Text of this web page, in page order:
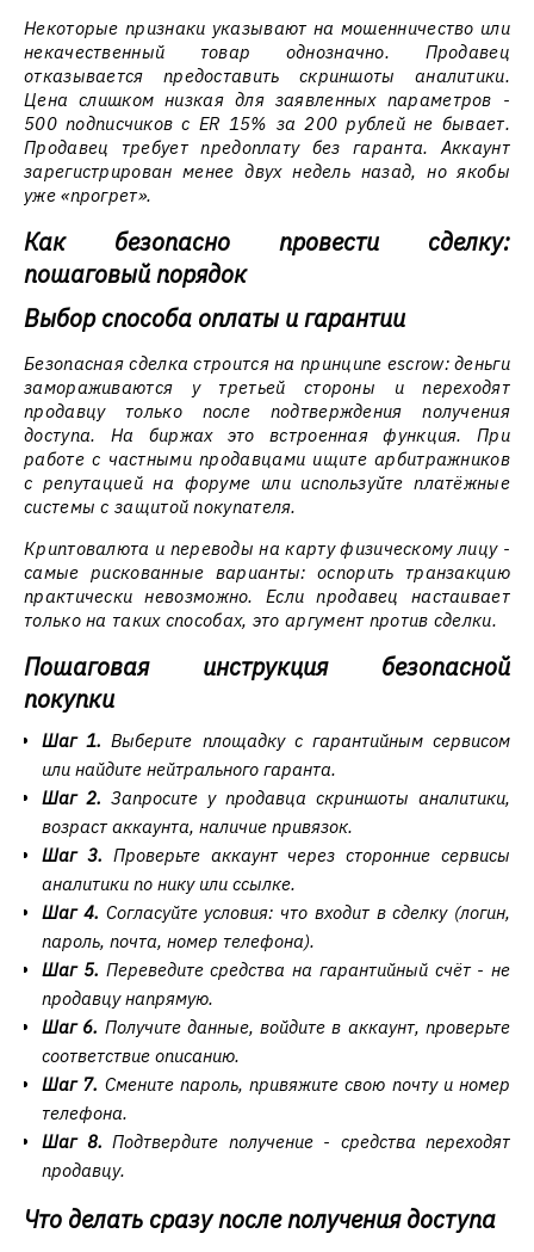
Некоторые признаки указывают на мошенничество или
некачественный товар однозначно. Продавец
отказывается предоставить скриншоты аналитики.
Цена слишком низкая для заявленных параметров -
500 подписчиков с ER 15% за 200 рублей не бывает.
Продавец требует предоплату без гаранта. Аккаунт
зарегистрирован менее двух недель назад, но якобы
уже «прогрет».
Как безопасно провести сделку:
пошаговый порядок
Выбор способа оплаты и гарантии
Безопасная сделка строится на принципе escrow: деньги
замораживаются у третьей стороны и переходят
продавцу только после подтверждения получения
доступа. На биржах это встроенная функция. При
работе с частными продавцами ищите арбитражников
с репутацией на форуме или используйте платёжные
системы с защитой покупателя.
Криптовалюта и переводы на карту физическому лицу -
самые рискованные варианты: оспорить транзакцию
практически невозможно. Если продавец настаивает
только на таких способах, это аргумент против сделки.
Пошаговая инструкция безопасной
покупки
Шаг 1. Выберите площадку с гарантийным сервисом
или найдите нейтрального гаранта.
Шаг 2. Запросите у продавца скриншоты аналитики,
возраст аккаунта, наличие привязок.
Шаг 3. Проверьте аккаунт через сторонние сервисы
аналитики по нику или ссылке.
Шаг 4. Согласуйте условия: что входит в сделку (логин,
пароль, почта, номер телефона).
Шаг 5. Переведите средства на гарантийный счёт - не
продавцу напрямую.
Шаг 6. Получите данные, войдите в аккаунт, проверьте
соответствие описанию.
Шаг 7. Смените пароль, привяжите свою почту и номер
телефона.
Шаг 8. Подтвердите получение - средства переходят
продавцу.
Что делать сразу после получения доступа